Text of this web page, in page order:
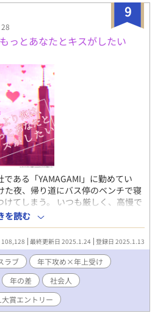
9
っとあなたとキスがしたい
ある「YAMAGAMI」に勤めてい
た夜、帰り道にバス停のベンチで寝
てしまう。 いつも厳しく、高慢で
っているため、一度は見捨てて帰
空の下、見なかったことにして立
美浜を起こし、コーヒーでも飲ませ
に、美浜は思いも寄らないことを
同士のラブコメディです。 ◎BLの
手な方はご注意ください ＊ 性的
だからこその焦れったい恋愛模
語攻め、一人称「私」受けが好き
と幸いです。 表紙素材は
を読む
108,128 最終更新日 2025.1.24 登録日 2025.1.13
ラブ
年下攻め×年上受け
年の差
社会人
賞エントリー